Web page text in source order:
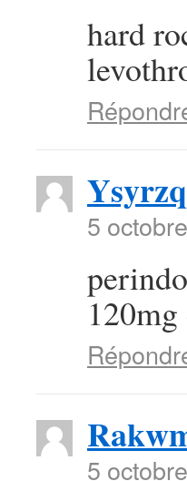
hard
Ysyrzq
5
120mg
5